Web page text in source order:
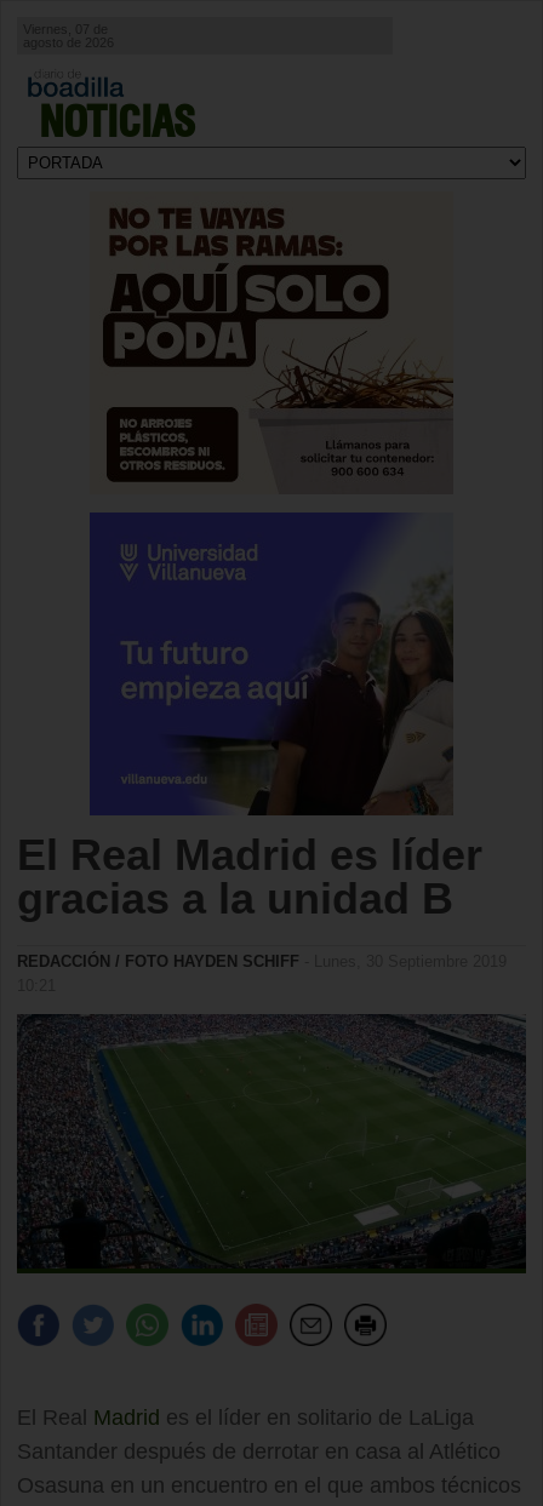
NOTICIAS
agosto de 2026
El Real Madrid es líder
gracias a la unidad B
REDACCIÓN / FOTO HAYDEN SCHIFF
El Real Madrid es el líder en solitario de LaLiga
Santander después de derrotar en casa al Atlético
Osasuna en un encuentro en el que ambos técnicos